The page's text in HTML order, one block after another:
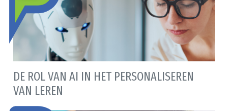
DE ROL VAN AI IN HET PERSONALISEREN
VAN LEREN